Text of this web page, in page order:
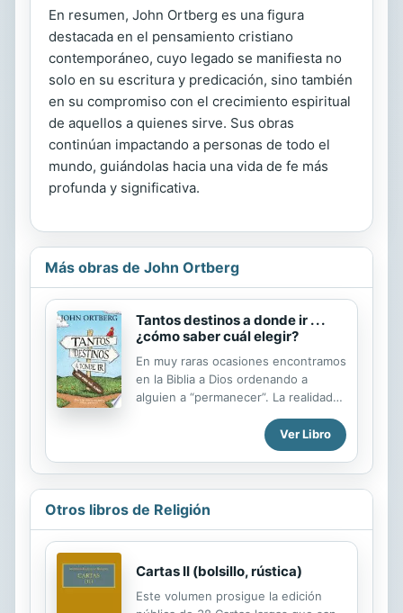
En resumen, John Ortberg es una figura
destacada en el pensamiento cristiano
contemporáneo, cuyo legado se manifiesta no
solo en su escritura y predicación, sino también
en su compromiso con el crecimiento espiritual
de aquellos a quienes sirve. Sus obras
continúan impactando a personas de todo el
mundo, guiándolas hacia una vida de fe más
profunda y significativa.
Más obras de John Ortberg
Tantos destinos a donde ir . . .
¿cómo saber cuál elegir?
En muy raras ocasiones encontramos
en la Biblia a Dios ordenando a
alguien a “permanecer”. La realidad
invita a caminar a través de ella:
hacia lo desconocido. Y es
elijamos lo que finalmente
determinará qué vida viviremos y en
quién nos convertiremos. De hecho,
el ignorar esa puerta que Dios ha
representar un recharzo a todo el
trabajo que Dios ha invertido para
Ver Libro
Otros libros de Religión
Cartas II (bolsillo, rústica)
Este volumen prosigue la edición